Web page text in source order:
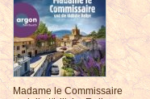
Madame le Commissaire